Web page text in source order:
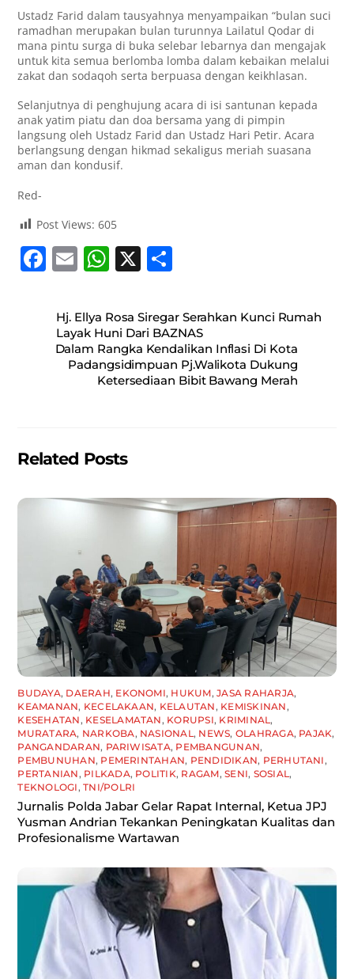
Ustadz Farid dalam tausyahnya menyampaikan “bulan suci
ramadhan merupakan bulan turunnya Lailatul Qodar di
mana pintu surga di buka selebar lebarnya dan mengajak
untuk kita semua berlomba lomba dalam kebaikan melalui
zakat dan sodaqoh serta berpuasa dengan keikhlasan.
Selanjutnya di penghujung acara di isi santunan kepada
anak yatim piatu dan doa bersama yang di pimpin
langsung oleh Ustadz Farid dan Ustadz Hari Petir. Acara
berlangsung dengan hikmad sekaligus meriah suasana
aman dan kondusif.
Red-
Post Views: 605
F
c
e
b
E
ai
l
W
at
s
A
p
X
ar
e
Hj. Ellya Rosa Siregar Serahkan Kunci Rumah
Layak Huni Dari BAZNAS
Dalam Rangka Kendalikan Inflasi Di Kota
Padangsidimpuan Pj.Walikota Dukung
Ketersediaan Bibit Bawang Merah
Related Posts
BUDAYA, DAERAH, EKONOMI, HUKUM,JASA RAHARJA,
KEAMANAN, KECELAKAAN, KELAUTAN , KEMISKINAN ,
KESEHATAN , KESELAMATAN , KORUPSI, KRIMINAL ,
MURATARA, NARKOBA, NASIONAL , NEWS, OLAHRAGA, PAJAK,
PANGANDARAN, PARIWISATA, PEMBANGUNAN,
PEMBUNUHAN, PEMERINTAHAN, PENDIDIKAN, PERHUTANI ,
PERTANIAN , PILKADA, POLITIK, RAGAM,SENI, SOSIAL ,
TEKNOLOGI ,TNI/POLRI
Jurnalis Polda Jabar Gelar Rapat Internal, Ketua JPJ
Yusman Andrian Tekankan Peningkatan Kualitas dan
Profesionalisme Wartawan